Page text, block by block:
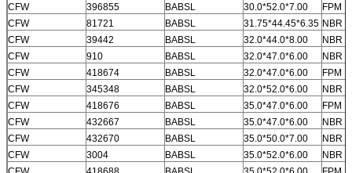
CFW
396855 BABSL 30.0*52.0*7.00
FPM
CFW
81721 BABSL 31.75*44.45*6.35 NBR
CFW
39442 BABSL 32.0*44.0*8.00
NBR
CFW
910 BABSL 32.0*47.0*6.00
NBR
CFW
418674 BABSL 32.0*47.0*6.00
FPM
CFW
345348 BABSL 32.0*52.0*6.00
NBR
CFW
418676 BABSL 35.0*47.0*6.00
FPM
CFW
432667 BABSL 35.0*47.0*6.00
NBR
CFW
432670 BABSL 35.0*50.0*7.00
NBR
CFW
3004 BABSL 35.0*52.0*6.00
NBR